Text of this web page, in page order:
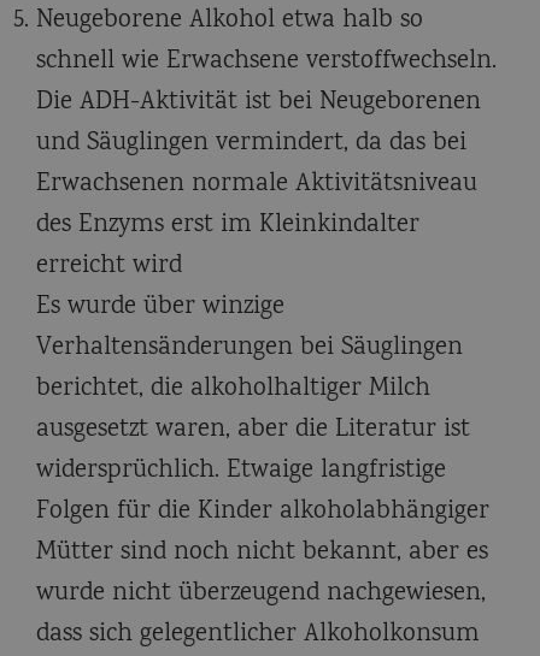
Neugeborene Alkohol etwa halb so
schnell wie Erwachsene verstoffwechseln.
Die ADH-Aktivität ist bei Neugeborenen
und Säuglingen vermindert, da das bei
Erwachsenen normale Aktivitätsniveau
des Enzyms erst im Kleinkindalter
erreicht wird
Es wurde über winzige
Verhaltensänderungen bei Säuglingen
berichtet, die alkoholhaltiger Milch
ausgesetzt waren, aber die Literatur ist
widersprüchlich. Etwaige langfristige
Folgen für die Kinder alkoholabhängiger
Mütter sind noch nicht bekannt, aber es
wurde nicht überzeugend nachgewiesen,
dass sich gelegentlicher Alkoholkonsum